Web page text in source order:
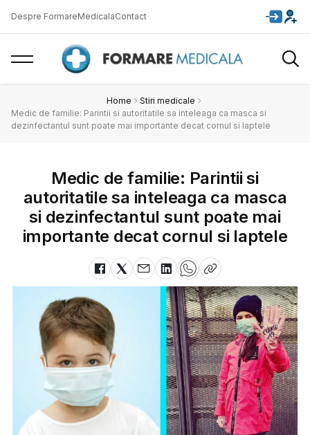
Despre FormareMedicalaContact
Home
Stiri medicale
Medic de familie: Parintii si autoritatile sa inteleaga ca masca si
dezinfectantul sunt poate mai importante decat cornul si laptele
Medic de familie: Parintii si
autoritatile sa inteleaga ca masca
si dezinfectantul sunt poate mai
importante decat cornul si laptele